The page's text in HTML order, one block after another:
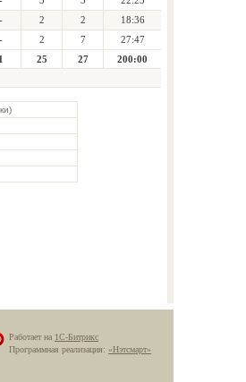
- 2 2
18:36
- 2 7
27:47
1 25 27
200:00
Работает на 1С-Битрикс
Программная реализация: «Нэтсмарт»